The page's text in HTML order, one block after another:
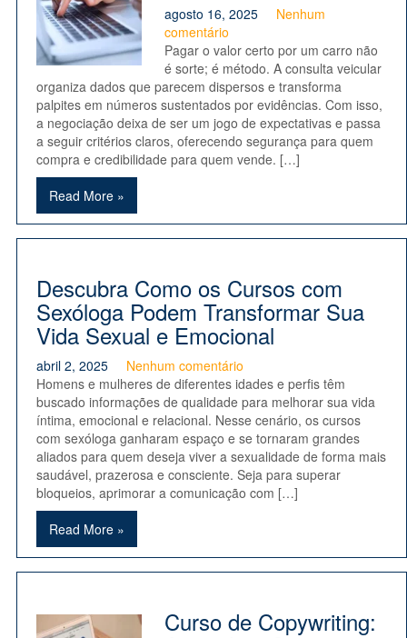
agosto 16, 2025
Nenhum
comentário
Pagar o valor certo por um carro não
é sorte; é método. A consulta veicular
organiza dados que parecem dispersos e transforma
palpites em números sustentados por evidências. Com isso,
a negociação deixa de ser um jogo de expectativas e passa
a seguir critérios claros, oferecendo segurança para quem
compra e credibilidade para quem vende. […]
Read More »
Descubra Como os Cursos com
Sexóloga Podem Transformar Sua
Vida Sexual e Emocional
abril 2, 2025
Nenhum comentário
Homens e mulheres de diferentes idades e perfis têm
buscado informações de qualidade para melhorar sua vida
íntima, emocional e relacional. Nesse cenário, os cursos
com sexóloga ganharam espaço e se tornaram grandes
aliados para quem deseja viver a sexualidade de forma mais
saudável, prazerosa e consciente. Seja para superar
bloqueios, aprimorar a comunicação com […]
Read More »
Curso de Copywriting: